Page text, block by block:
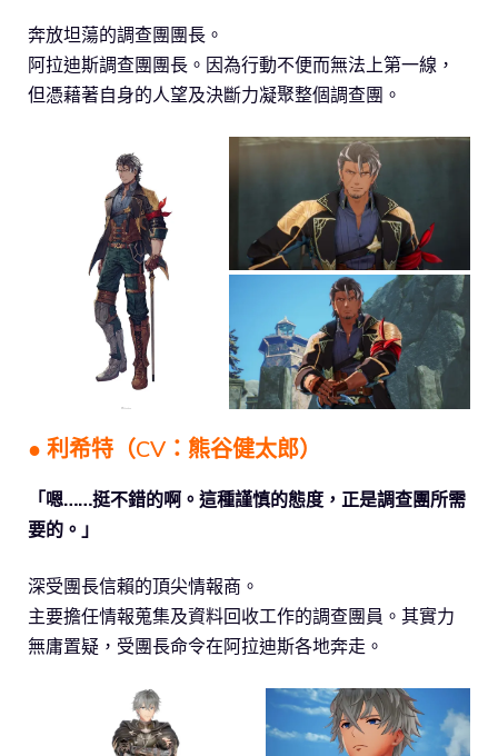
奔放坦蕩的調查團團長。
阿拉迪斯調查團團長。因為行動不便而無法上第一線，
但憑藉著自身的人望及決斷力凝聚整個調查團。
● 利希特（CV：熊谷健太郎）
「嗯……挺不錯的啊。這種謹慎的態度，正是調查團所需
要的。」
深受團長信賴的頂尖情報商。
主要擔任情報蒐集及資料回收工作的調查團員。其實力
無庸置疑，受團長命令在阿拉迪斯各地奔走。